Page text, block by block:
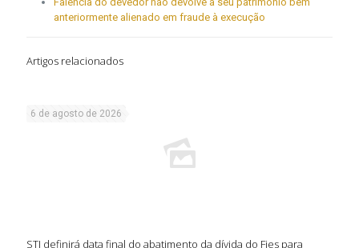
anteriormente alienado em fraude à execução
Artigos relacionados
6 de agosto de 2026
STJ definirá data final do abatimento da dívida do Fies para